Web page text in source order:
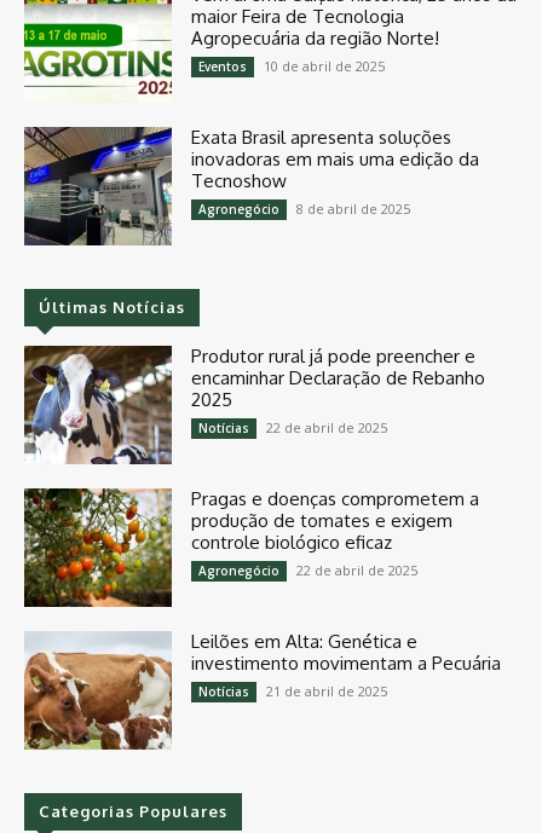
maior Feira de Tecnologia
Agropecuária da região Norte!
Eventos 10 de abril de 2025
Exata Brasil apresenta soluções
inovadoras em mais uma edição da
Tecnoshow
Agronegócio 8 de abril de 2025
Últimas Notícias
Produtor rural já pode preencher e
encaminhar Declaração de Rebanho
2025
Notícias 22 de abril de 2025
Pragas e doenças comprometem a
produção de tomates e exigem
controle biológico eficaz
Agronegócio 22 de abril de 2025
Leilões em Alta: Genética e
investimento movimentam a Pecuária
Notícias 21 de abril de 2025
Categorias Populares